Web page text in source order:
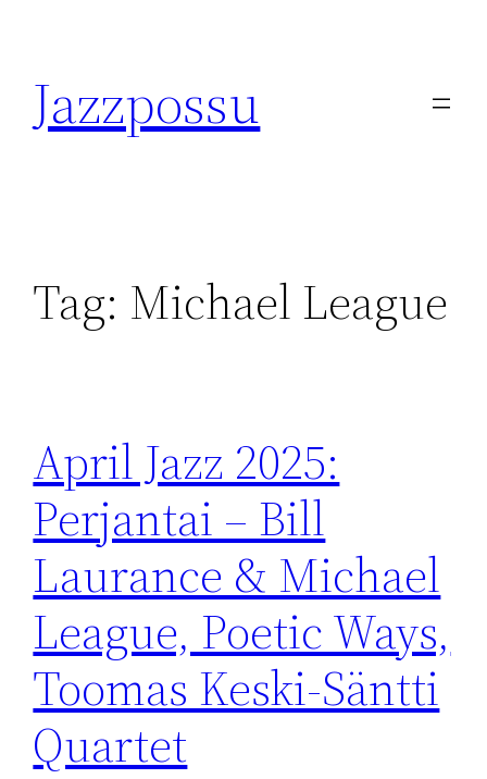
content
Jazzpossu
Tag: Michael League
April Jazz 2025:
Perjantai – Bill
Laurance & Michael
League, Poetic Ways,
Toomas Keski-Säntti
Quartet